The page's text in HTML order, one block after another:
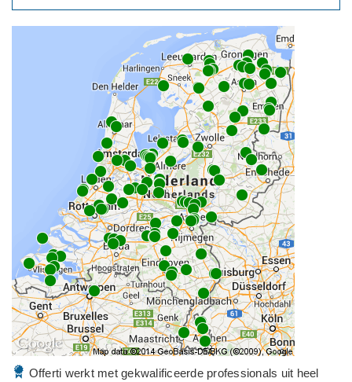
Offerti werkt met gekwalificeerde professionals uit heel